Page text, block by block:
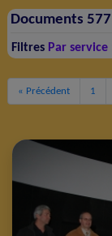
Documents
Filtres Par service
« Précédent 1